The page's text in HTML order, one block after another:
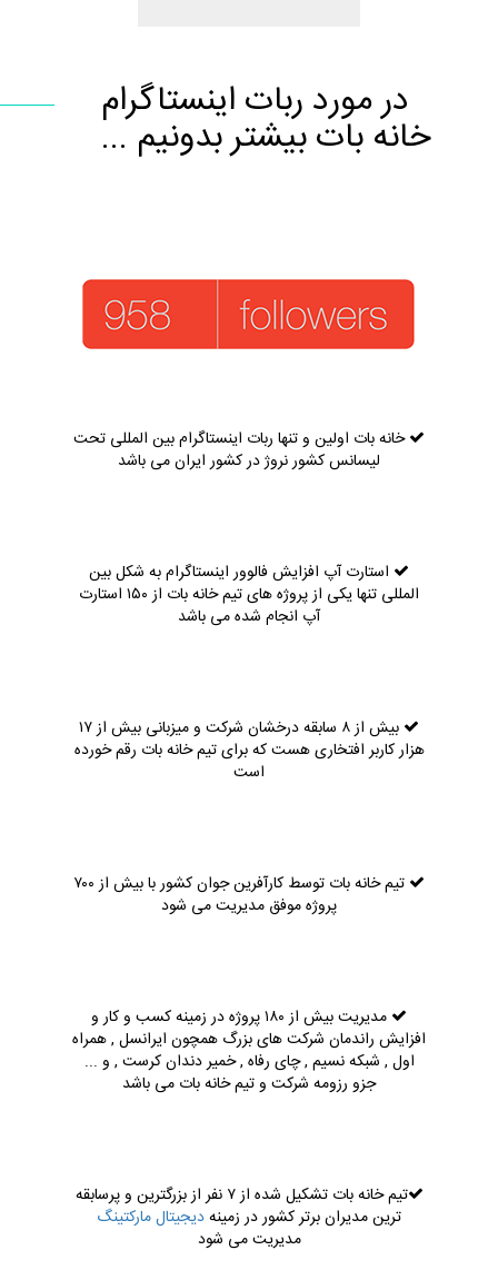
در مورد ربات اینستاگرام
خانه بات بیشتر بدونیم ...
خانه بات اولین و تنها ربات اینستاگرام بین المللی تحت
لیسانس کشور نروژ در کشور ایران می باشد
استارت آپ افزایش فالوور اینستاگرام به شکل بین
المللی تنها یکی از پروژه های تیم خانه بات از ۱۵۰ استارت
آپ انجام شده می باشد
بیش از ۸ سابقه درخشان شرکت و میزبانی بیش از ۱۷
هزار کاربر افتخاری هست که برای تیم خانه بات رقم خورده
است
تیم خانه بات توسط کارآفرین جوان کشور با بیش از ۷۰۰
پروژه موفق مدیریت می شود
مدیریت بیش از ۱۸۰ پروژه در زمینه کسب و کار و
افزایش راندمان شرکت های بزرگ همچون ایرانسل , همراه
اول , شبکه نسیم , چای رفاه , خمیر دندان کرست , و ...
جزو رزومه شرکت و تیم خانه بات می باشد
تیم خانه بات تشکیل شده از ۷ نفر از بزرگترین و پرسابقه
ترین مدیران برتر کشور در زمینهدیجیتال مارکتینگ
مدیریت می شود